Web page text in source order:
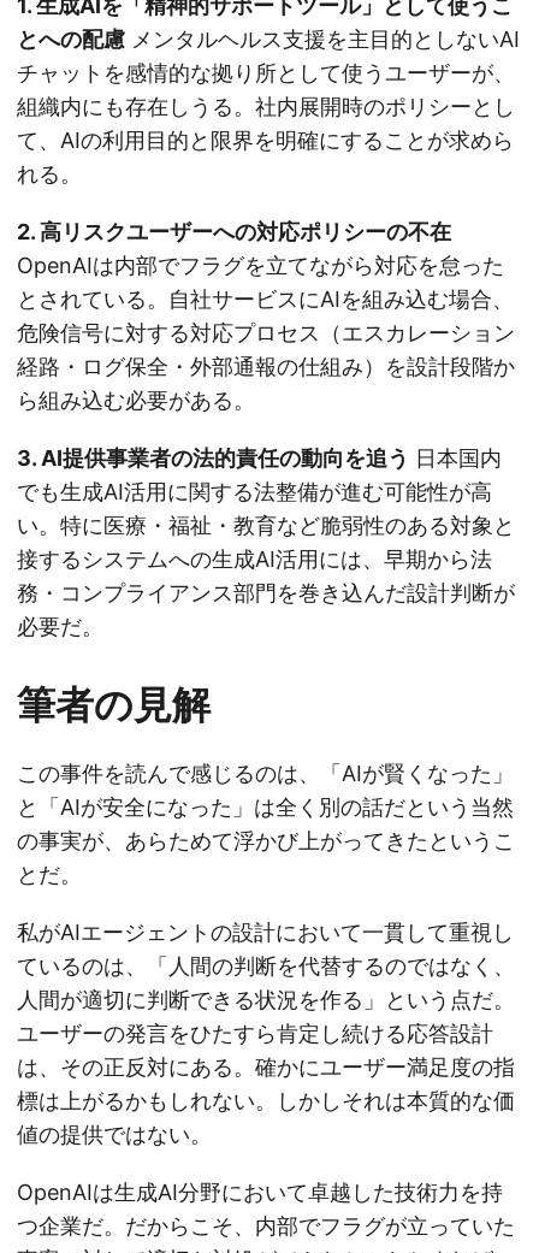
1. 生成AIを「精神的サポートツール」として使うこ
とへの配慮 メンタルヘルス支援を主目的としないAI
チャットを感情的な拠り所として使うユーザーが、
組織内にも存在しうる。社内展開時のポリシーとし
て、AIの利用目的と限界を明確にすることが求めら
れる。
2. 高リスクユーザーへの対応ポリシーの不在
OpenAIは内部でフラグを立てながら対応を怠った
とされている。自社サービスにAIを組み込む場合、
危険信号に対する対応プロセス（エスカレーション
経路・ログ保全・外部通報の仕組み）を設計段階か
ら組み込む必要がある。
3. AI提供事業者の法的責任の動向を追う 日本国内
でも生成AI活用に関する法整備が進む可能性が高
い。特に医療・福祉・教育など脆弱性のある対象と
接するシステムへの生成AI活用には、早期から法
務・コンプライアンス部門を巻き込んだ設計判断が
必要だ。
筆者の見解
この事件を読んで感じるのは、「AIが賢くなった」
と「AIが安全になった」は全く別の話だという当然
の事実が、あらためて浮かび上がってきたというこ
とだ。
私がAIエージェントの設計において一貫して重視し
ているのは、「人間の判断を代替するのではなく、
人間が適切に判断できる状況を作る」という点だ。
ユーザーの発言をひたすら肯定し続ける応答設計
は、その正反対にある。確かにユーザー満足度の指
標は上がるかもしれない。しかしそれは本質的な価
値の提供ではない。
OpenAIは生成AI分野において卓越した技術力を持
つ企業だ。だからこそ、内部でフラグが立っていた